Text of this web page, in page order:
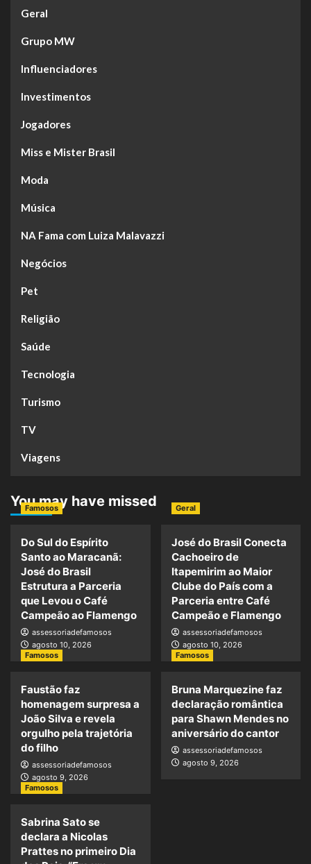
Geral
Grupo MW
Influenciadores
Investimentos
Jogadores
Miss e Mister Brasil
Moda
Música
NA Fama com Luiza Malavazzi
Negócios
Pet
Religião
Saúde
Tecnologia
Turismo
TV
Viagens
You may have missed
Famosos
Do Sul do Espírito
Santo ao Maracanã:
José do Brasil
Estrutura a Parceria
que Levou o Café
Campeão ao Flamengo
assessoriadefamosos
agosto 10, 2026
Geral
José do Brasil Conecta
Cachoeiro de
Itapemirim ao Maior
Clube do País com a
Parceria entre Café
Campeão e Flamengo
assessoriadefamosos
agosto 10, 2026
Famosos
Faustão faz
homenagem surpresa a
João Silva e revela
orgulho pela trajetória
do filho
assessoriadefamosos
agosto 9, 2026
Famosos
Bruna Marquezine faz
declaração romântica
para Shawn Mendes no
aniversário do cantor
assessoriadefamosos
agosto 9, 2026
Famosos
Sabrina Sato se
declara a Nicolas
Prattes no primeiro Dia